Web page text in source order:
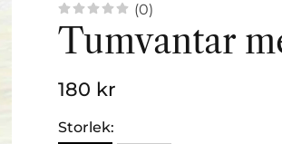
(0)
Tumvantar
180 kr
Storlek: